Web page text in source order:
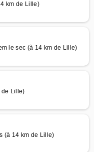
km de Lille)
le sec (à 14 km de Lille)
de Lille)
(à 14 km de Lille)